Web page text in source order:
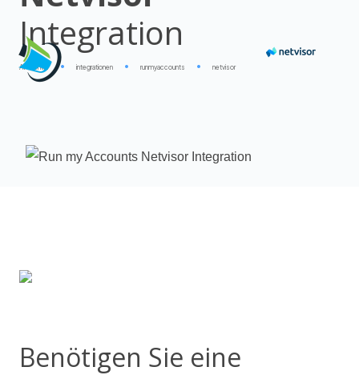
Integration
APIcenter integrationen runmyaccounts netvisor
Benötigen Sie eine